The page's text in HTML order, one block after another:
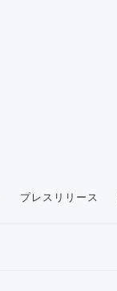
プレスリリース